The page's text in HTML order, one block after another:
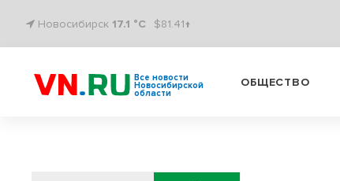
Новосибирск 17.1 °C $81.41↑
Все новости
Новосибирской
области
ОБЩЕСТВО